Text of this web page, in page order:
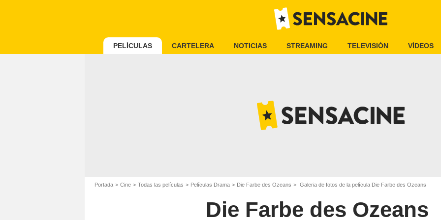
PELÍCULAS CARTELERA NOTICIAS STREAMING TELEVISIÓN VÍDEOS
Portada Cine Todas las películas Películas Drama Die Farbe des Ozeans Galeria de fotos de la película Die Farbe des Ozeans
Die Farbe des Ozeans